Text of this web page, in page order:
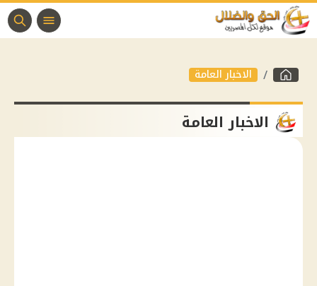
الاخبار العامة
الاخبار العامة